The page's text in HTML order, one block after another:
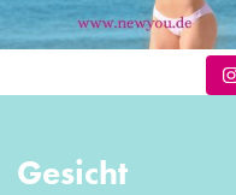
Gesicht